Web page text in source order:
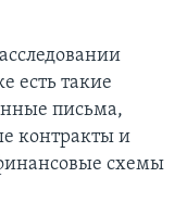
есть такие
письма,
контракты и
схемы